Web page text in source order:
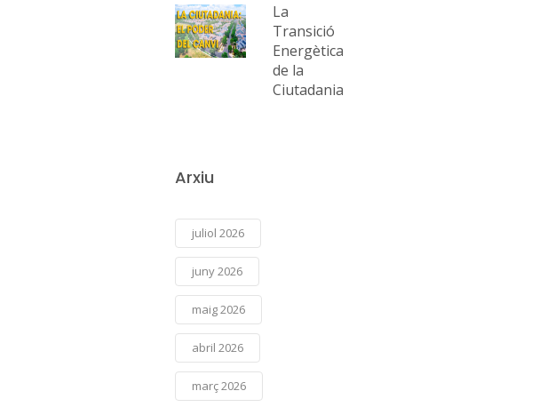
La
Transició
Energètica
de la
Ciutadania
Arxiu
juliol 2026
juny 2026
maig 2026
abril 2026
març 2026